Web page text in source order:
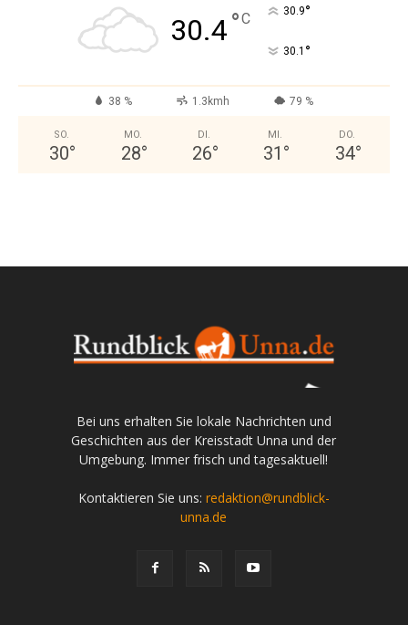
30.4°C 30.9°
30.1 °
38 % 1.3kmh 79 %
SO.
30°
MO.
28°
DI.
26°
MI.
31 °
DO.
34°
Bei uns erhalten Sie lokale Nachrichten und
Geschichten aus der Kreisstadt Unna und der
Umgebung. Immer frisch und tagesaktuell!
Kontaktieren Sie uns: redaktion@rundblick-
unna.de